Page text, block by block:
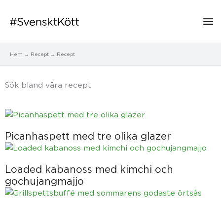
Hem Recept Recept
Sök bland våra recept​
Picanhaspett med tre olika glazer
Loaded kabanoss med kimchi och
gochujangmajjo
Sida
SidaSida
SidaSida